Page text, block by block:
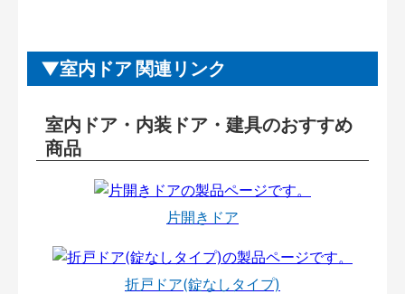
室内ドア 関連リンク
室内ドア・内装ドア・建具のおすすめ
商品
片開きドア
折戸ドア(錠なしタイプ)